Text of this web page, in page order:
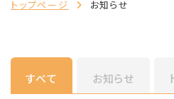
トップページ お知らせ
すべて お知らせ